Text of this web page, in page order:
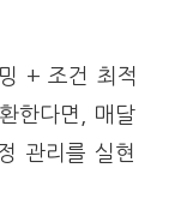
+ 조건 최적
한다면, 매달
관리를 실현